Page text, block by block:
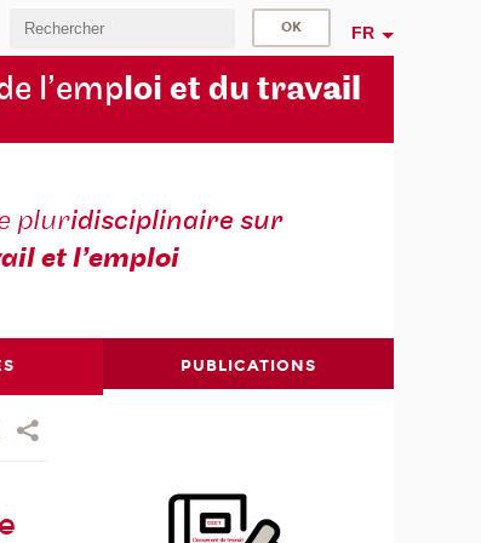
FR
l’emploi et du travail
pluridisciplinaire sur
et l’emploi
PUBLICATIONS